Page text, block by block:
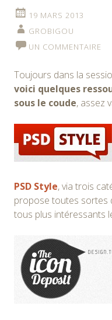
19 MARS 2013
GROBIGOU
UN COMMENTAIRE
Toujours dans la
voici quelques
sous le coude, assez
PSD Style, via trois
propose toutes sortes
tous plus intéressants